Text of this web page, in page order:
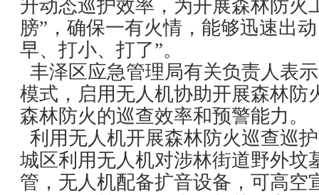
升动态巡护效率，为开展森林防火
膀”，确保一有火情，能够迅速出
早、打小、打了”。
丰泽区应急管理局有关负责人表
模式，启用无人机协助开展森林防
森林防火的巡查效率和预警能力。
利用无人机开展森林防火巡查巡
城区利用无人机对涉林街道野外坟
管，无人机配备扩音设备，可高空